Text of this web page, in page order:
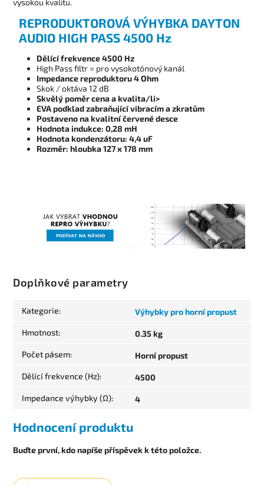
REPRODUKTOROVÁ VÝHYBKA DAYTON
AUDIO HIGH PASS 4500 Hz
Dělící frekvence 4500 Hz
High Pass filtr = pro vysokotónový kanál
Impedance reproduktoru 4 Ohm
Skok / oktáva 12 dB
Skvělý poměr cena a kvalita/li>
EVA podklad zabraňující vibracím a zkratům
Postaveno na kvalitní červené desce
Hodnota indukce: 0,28 mH
Hodnota kondenzátoru: 4,4 uF
Rozměr: hloubka 127 x 178 mm
Doplňkové parametry
Kategorie: Výhybky pro horní propust
Hmotnost: 0.35 kg
Počet pásem: Horní propust
Dělící frekvence (Hz): 4500
Impedance výhybky (Ω): 4
Hodnocení produktu
Buďte první, kdo napíše příspěvek k této položce.